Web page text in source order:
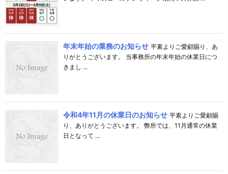
年末年始の業務のお知らせ 平素よりご愛顧賜り、あ
りがとうございます。 当事務所の年末年始の休業日につ
きまし ...
令和4年11月の休業日のお知らせ 平素よりご愛顧賜
り、ありがとうございます。 弊所では、11月通常の休業
日となって ...